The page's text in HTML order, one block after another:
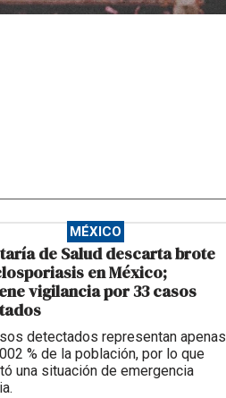
MÉXICO
de Salud descarta brote
en México;
vigilancia por 33 casos
detectados representan apenas
% de la población, por lo que
una situación de emergencia